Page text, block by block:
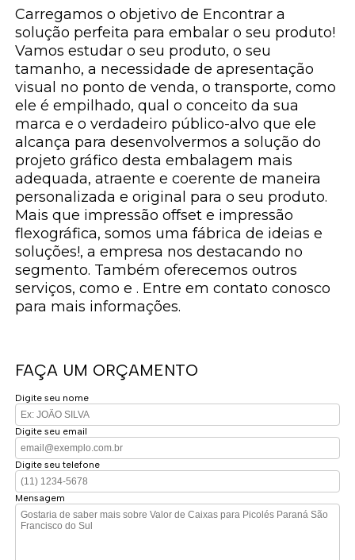
Carregamos o objetivo de Encontrar a
solução perfeita para embalar o seu produto!
Vamos estudar o seu produto, o seu
tamanho, a necessidade de apresentação
visual no ponto de venda, o transporte, como
ele é empilhado, qual o conceito da sua
marca e o verdadeiro público-alvo que ele
alcança para desenvolvermos a solução do
projeto gráfico desta embalagem mais
adequada, atraente e coerente de maneira
personalizada e original para o seu produto.
Mais que impressão offset e impressão
flexográfica, somos uma fábrica de ideias e
soluções!, a empresa nos destacando no
segmento. Também oferecemos outros
serviços, como e . Entre em contato conosco
para mais informações.
FAÇA UM ORÇAMENTO
Digite seu nome
Digite seu email
Digite seu telefone
Mensagem